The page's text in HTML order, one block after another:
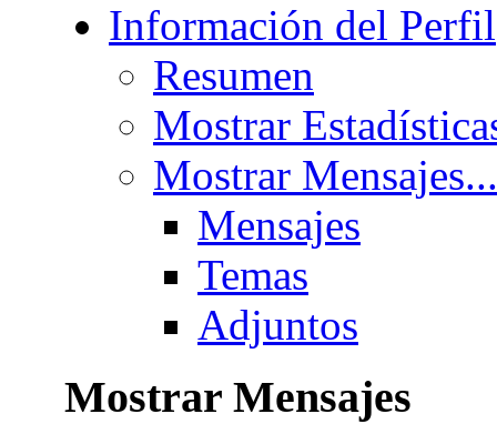
Información del Perfil
Resumen
Mostrar
Mostrar Mensajes...
Mensajes
Temas
Adjuntos
Mostrar Mensajes